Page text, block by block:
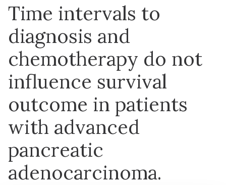
Time intervals to
diagnosis and
chemotherapy do not
influence survival
outcome in patients
with advanced
pancreatic
adenocarcinoma.